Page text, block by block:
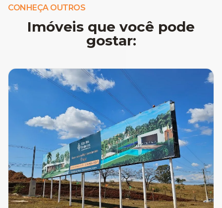
CONHEÇA OUTROS
Imóveis que você pode
gostar: